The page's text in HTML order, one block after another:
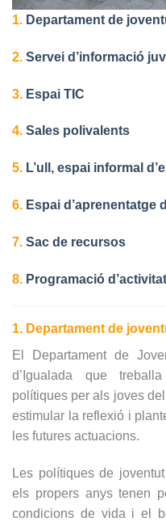
1. Departament de
2. Servei d’informació
3. Espai TIC
4. Sales polivalents
5. L’ull, espai informal
6. Espai d’aprenentatge
7. Sac de recursos
8. Programació
1. Departament de
El Departament de
d’Igualada que
polítiques per als joves
estimular la reflexió i
les futures actuacions.
Les polítiques de
els propers anys tenen
condicions de vida i el